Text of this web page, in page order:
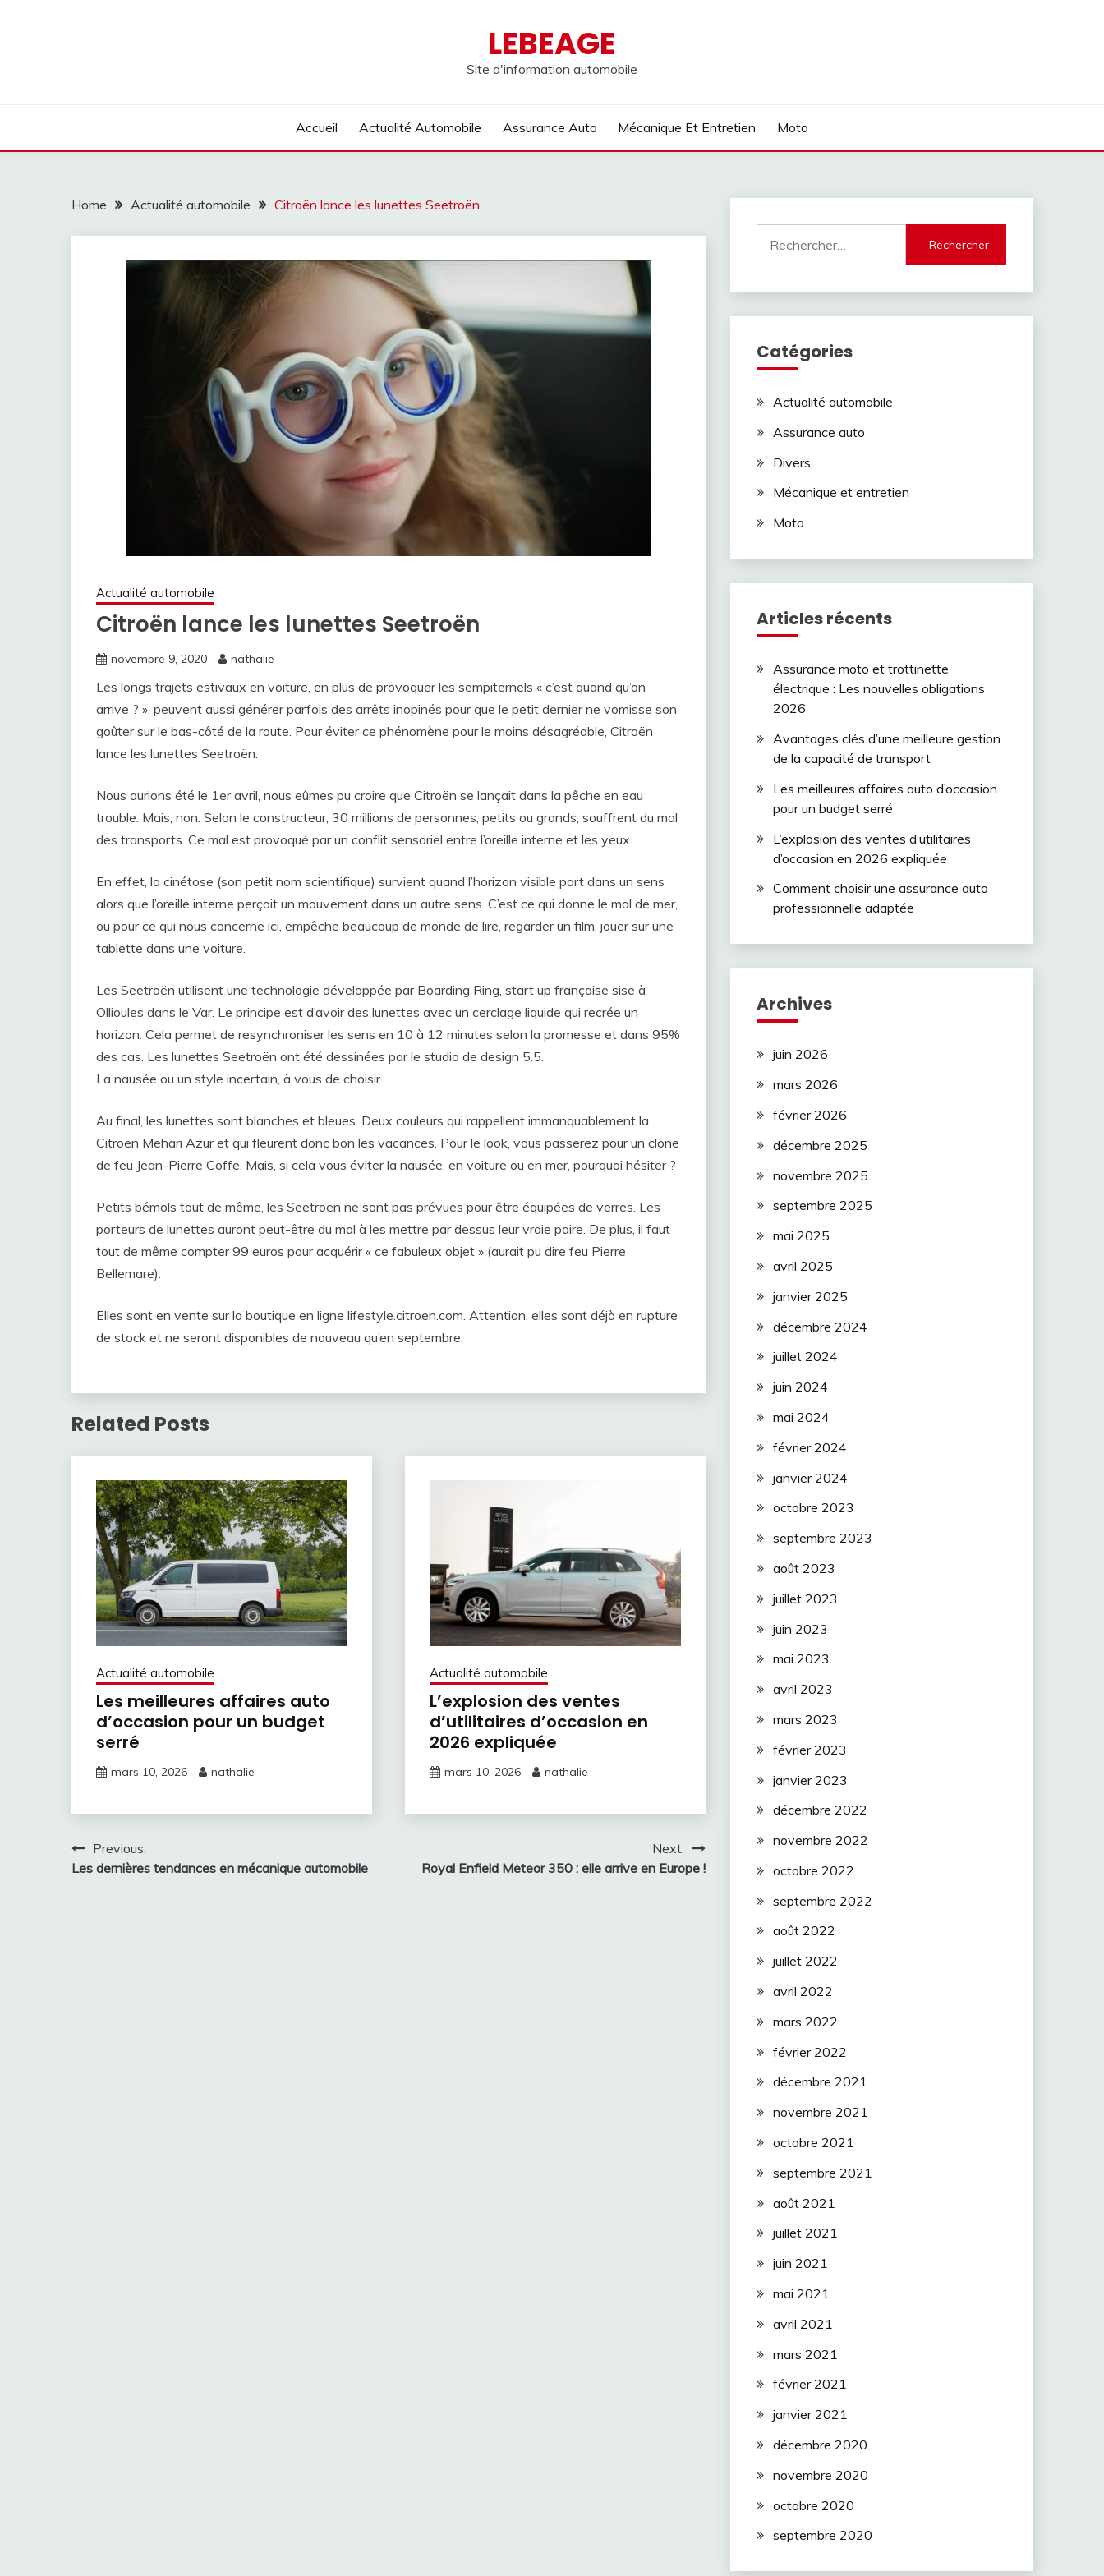
LEBEAGE
Site d'information automobile
Accueil Actualité Automobile Assurance Auto Mécanique Et Entretien Moto
Home Actualité automobile Citroën lance les lunettes Seetroën
Actualité automobile
Citroën lance les lunettes Seetroën
novembre 9, 2020 nathalie
Les longs trajets estivaux en voiture, en plus de provoquer les sempiternels « c’est quand qu’on
arrive ? », peuvent aussi générer parfois des arrêts inopinés pour que le petit dernier ne vomisse son
goûter sur le bas-côté de la route. Pour éviter ce phénomène pour le moins désagréable, Citroën
lance les lunettes Seetroën.
Nous aurions été le 1er avril, nous eûmes pu croire que Citroën se lançait dans la pêche en eau
trouble. Mais, non. Selon le constructeur, 30 millions de personnes, petits ou grands, souffrent du mal
des transports. Ce mal est provoqué par un conflit sensoriel entre l’oreille interne et les yeux.
En effet, la cinétose (son petit nom scientifique) survient quand l’horizon visible part dans un sens
alors que l’oreille interne perçoit un mouvement dans un autre sens. C’est ce qui donne le mal de mer,
ou pour ce qui nous concerne ici, empêche beaucoup de monde de lire, regarder un film, jouer sur une
tablette dans une voiture.
Les Seetroën utilisent une technologie développée par Boarding Ring, start up française sise à
Ollioules dans le Var. Le principe est d’avoir des lunettes avec un cerclage liquide qui recrée un
horizon. Cela permet de resynchroniser les sens en 10 à 12 minutes selon la promesse et dans 95%
des cas. Les lunettes Seetroën ont été dessinées par le studio de design 5.5.
La nausée ou un style incertain, à vous de choisir
Au final, les lunettes sont blanches et bleues. Deux couleurs qui rappellent immanquablement la
Citroën Mehari Azur et qui fleurent donc bon les vacances. Pour le look, vous passerez pour un clone
de feu Jean-Pierre Coffe. Mais, si cela vous éviter la nausée, en voiture ou en mer, pourquoi hésiter ?
Petits bémols tout de même, les Seetroën ne sont pas prévues pour être équipées de verres. Les
porteurs de lunettes auront peut-être du mal à les mettre par dessus leur vraie paire. De plus, il faut
tout de même compter 99 euros pour acquérir « ce fabuleux objet » (aurait pu dire feu Pierre
Bellemare).
Elles sont en vente sur la boutique en ligne lifestyle.citroen.com. Attention, elles sont déjà en rupture
de stock et ne seront disponibles de nouveau qu’en septembre.
Related Posts
Actualité automobile
Les meilleures affaires auto
d’occasion pour un budget
serré
mars 10, 2026 nathalie
Actualité automobile
L’explosion des ventes
d’utilitaires d’occasion en
2026 expliquée
mars 10, 2026 nathalie
Navigation
de
Previous:
Les dernières tendances en mécanique automobile
Next:
Royal Enfield Meteor 350 : elle arrive en Europe !
Catégories
Actualité automobile
Assurance auto
Divers
Mécanique et entretien
Moto
Articles récents
Assurance moto et trottinette
électrique : Les nouvelles obligations
2026
Avantages clés d’une meilleure gestion
de la capacité de transport
Les meilleures affaires auto d’occasion
pour un budget serré
L’explosion des ventes d’utilitaires
d’occasion en 2026 expliquée
Comment choisir une assurance auto
professionnelle adaptée
Archives
juin 2026
mars 2026
février 2026
décembre 2025
novembre 2025
septembre 2025
mai 2025
avril 2025
janvier 2025
décembre 2024
juillet 2024
juin 2024
mai 2024
février 2024
janvier 2024
octobre 2023
septembre 2023
août 2023
juillet 2023
juin 2023
mai 2023
avril 2023
mars 2023
février 2023
janvier 2023
décembre 2022
novembre 2022
octobre 2022
septembre 2022
août 2022
juillet 2022
avril 2022
mars 2022
février 2022
décembre 2021
novembre 2021
octobre 2021
septembre 2021
août 2021
juillet 2021
juin 2021
mai 2021
avril 2021
mars 2021
février 2021
janvier 2021
décembre 2020
novembre 2020
octobre 2020
septembre 2020